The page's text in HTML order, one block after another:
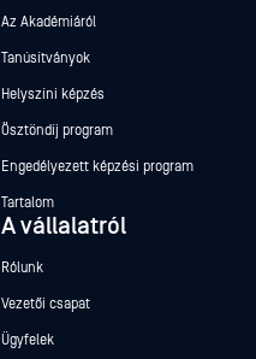
Az Akadémiáról
Tanúsítványok
Helyszíni képzés
Ösztöndíj program
Engedélyezett képzési program
Tartalom
A vállalatról
Rólunk
Vezetői csapat
Ügyfelek